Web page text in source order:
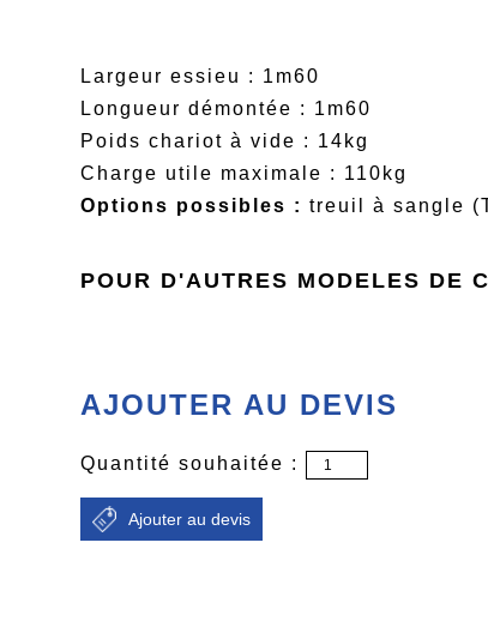
Largeur essieu : 1m60
Longueur démontée : 1m60
Poids chariot à vide : 14kg
Charge utile maximale : 110kg
Options possibles : treuil à sangle
POUR D'AUTRES MODELES DE
AJOUTER AU DEVIS
Quantité souhaitée :